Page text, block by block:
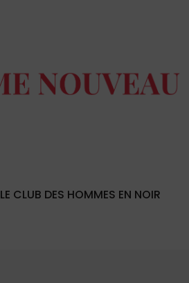
LE CLUB DES HOMMES EN NOIR